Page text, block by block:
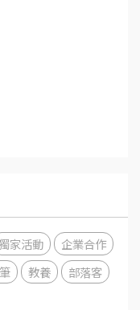
家活動
企業合作
教養
部落客